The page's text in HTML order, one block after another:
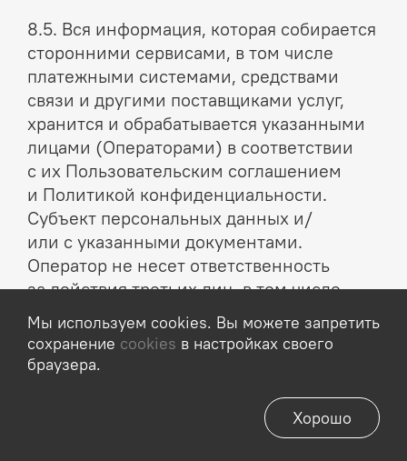
8.5. Вся информация, которая собирается
сторонними сервисами, в том числе
платежными системами, средствами
связи и другими поставщиками услуг,
хранится и обрабатывается указанными
лицами (Операторами) в соответствии
с их Пользовательским соглашением
и Политикой конфиденциальности.
Субъект персональных данных и/
или с указанными документами.
Оператор не несет ответственность
за действия третьих лиц, в том числе
указанных в настоящем пункте
поставщиков услуг.
8.6. Установленные субъектом
персональных данных запреты
на передачу (кроме предоставления
Мы используем cookies. Вы можете запретить
сохранение cookies в настройках своего
браузера.
Хорошо